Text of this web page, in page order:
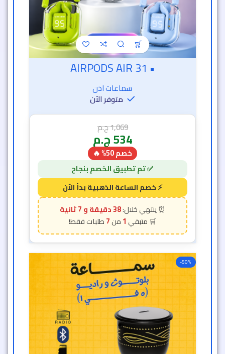
• AIRPODS AIR 31
سماعات اذن
متوفر الآن
1,069ج.م
534ج.م
خصم 50% 🔥
38 دقيقة و 5 ثانية
1
7
-50%